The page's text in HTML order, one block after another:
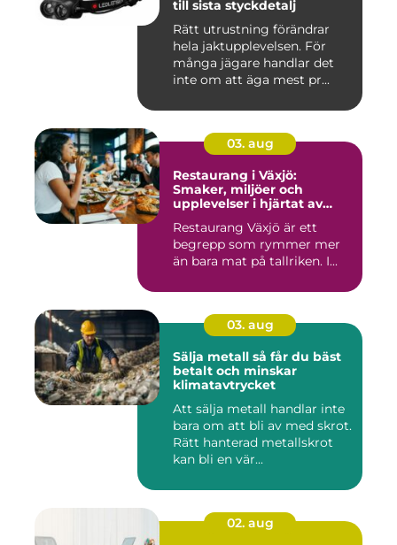
till sista styckdetalj
Rätt utrustning förändrar
hela jaktupplevelsen. För
många jägare handlar det
inte om att äga mest pr...
03. aug
Restaurang i Växjö:
Smaker, miljöer och
upplevelser i hjärtat av
Restaurang Växjö är ett
begrepp som rymmer mer
än bara mat på tallriken. I...
03. aug
Sälja metall så får du bäst
betalt och minskar
klimatavtrycket
Att sälja metall handlar inte
bara om att bli av med skrot.
Rätt hanterad metallskrot
kan bli en vär...
02. aug